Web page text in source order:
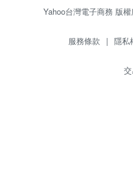
Yahoo台灣電子商務 版
服務條款 | 隱私